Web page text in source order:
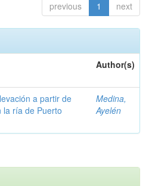
previous 1 next
Author(s)
a partir de
la ría de Puerto
Medina,
Ayelén